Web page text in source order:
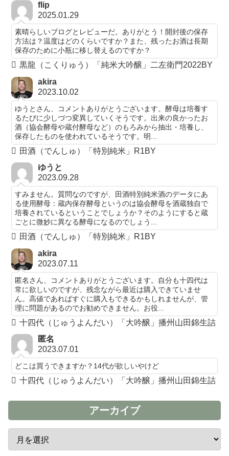
flip
2025.01.29
素晴らしいブログとレビューだ。ありがとう！開封後の保存
方法は？温度はどのくらいですか？また、残ったお酒は長期
保存のために小瓶に移し替えるのですか？
黒龍（こくりゅう）「純米大吟醸」二左衛門2022BY
akira
2023.10.02
ゆうとさん、コメントありがとうございます。酵母は培養す
るたびに少しづつ変異していくそうです。出来の良かったお
酒（協会酵母や蔵付酵母など）のもろみから抽出・培養し、
保存したものを使われているそうです。明...
田酒（でんしゅ）「特別純米」R1BY
ゆうと
2023.09.28
すみません。質問なのですが、田酒特別純米酒のデータにあ
る使用酵母：蔵内保存酵母というのは協会酵母を酒蔵独自で
培養されているということでしょうか？そのようにすると蔵
ごとに微妙に異なる酵母になるのでしょう...
田酒（でんしゅ）「特別純米」R1BY
akira
2023.07.11
匿名さん、コメントありがとうございます。自分も十四代は
常に欲しいのですが、残念ながら最近は購入できていませ
ん。高値であればすぐに購入もできるかもしれませんが、管
理に問題があるのでお勧めできません。お役...
十四代（じゅうよんだい）「大吟醸」播州山田錦生詰
匿名
2023.07.01
どこは買うできますか？14代が欲しいやけど
十四代（じゅうよんだい）「大吟醸」播州山田錦生詰
アーカイブ